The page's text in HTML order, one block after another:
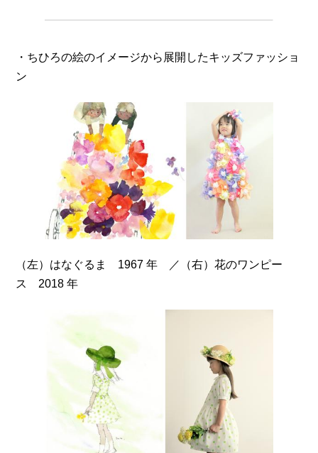
・ちひろの絵のイメージから展開したキッズファッショ
ン
（左）はなぐるま 1967 年 ／（右）花のワンピー
ス 2018 年